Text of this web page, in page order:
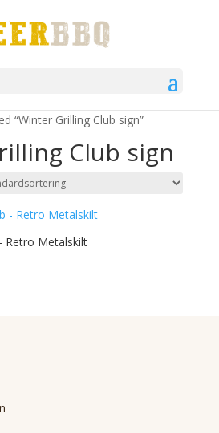
“Winter Grilling Club sign”
Club sign
Retro Metalskilt